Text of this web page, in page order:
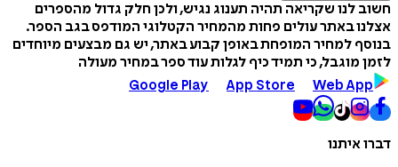
חשוב לנו שקריאה תהיה תענוג נגיש, ולכן חלק גדול מהספרים
אצלנו באתר עולים פחות מהמחיר הקטלוגי המודפס בגב הספר.
בנוסף למחיר המופחת באופן קבוע באתר, יש גם מבצעים מיוחדים
לזמן מוגבל, כי תמיד כיף לגלות עוד ספר במחיר מעולה
Google Play
App Store Web App
דברו איתנו